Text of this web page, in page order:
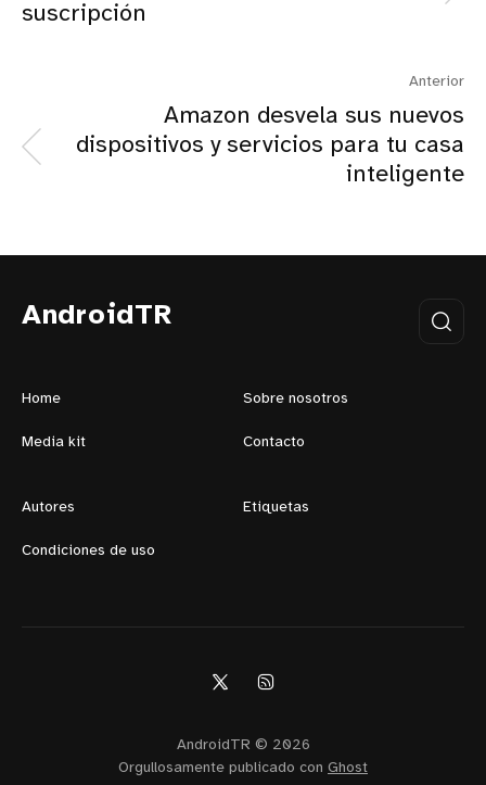
suscripción
Anterior
Amazon desvela sus nuevos
dispositivos y servicios para tu casa
inteligente
AndroidTR
Home Sobre nosotros
Media kit Contacto
Autores Etiquetas
Condiciones de uso
AndroidTR © 2026
Orgullosamente publicado con Ghost